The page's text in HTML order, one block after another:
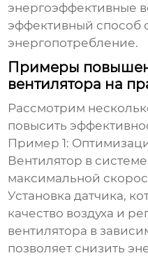
энергоэффективные
эффективный способ
энергопотребление.
Примеры
вентилятора на
Рассмотрим
повысить
Пример 1:
Вентилятор в
максимальной
Установка датчика,
качество воздуха и
вентилятора в
позволяет снизить